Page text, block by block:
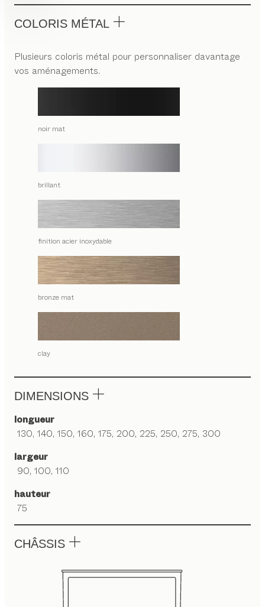
COLORIS MÉTAL
Plusieurs coloris métal pour personnaliser davantage
vos aménagements.
noir mat
brillant
finition acier inoxydable
bronze mat
clay
DIMENSIONS
longueur
130, 140, 150, 160, 175, 200, 225, 250, 275, 300
largeur
90, 100, 110
hauteur
75
CHÂSSIS